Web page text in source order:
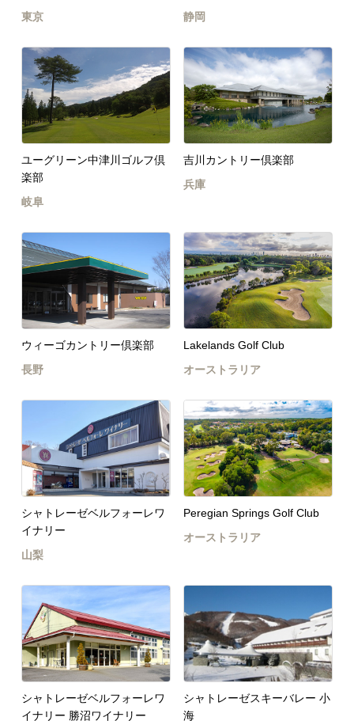
東京
静岡
ユーグリーン中津川ゴルフ倶
楽部
岐阜
吉川カントリー倶楽部
兵庫
ウィーゴカントリー倶楽部
長野
Lakelands Golf Club
オーストラリア
シャトレーゼベルフォーレワ
イナリー
山梨
Peregian Springs Golf Club
オーストラリア
シャトレーゼベルフォーレワ
イナリー 勝沼ワイナリー
シャトレーゼスキーバレー 小
海